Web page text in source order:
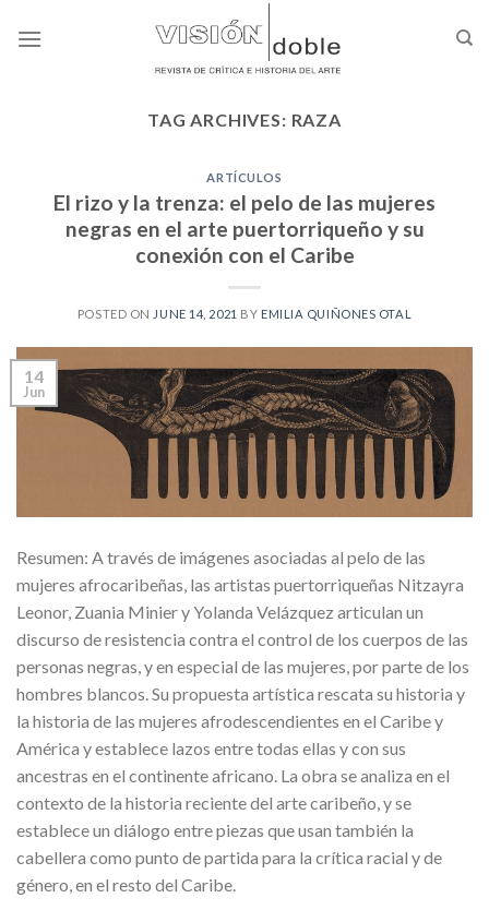
TAG ARCHIVES: RAZA
ARTÍCULOS
El rizo y la trenza: el pelo de las mujeres
negras en el arte puertorriqueño y su
conexión con el Caribe
POSTED ON JUNE 14, 2021 BY EMILIA QUIÑONES OTAL
14
Jun
Resumen: A través de imágenes asociadas al pelo de las
mujeres afrocaribeñas, las artistas puertorriqueñas Nitzayra
Leonor, Zuania Minier y Yolanda Velázquez articulan un
discurso de resistencia contra el control de los cuerpos de las
personas negras, y en especial de las mujeres, por parte de los
hombres blancos. Su propuesta artística rescata su historia y
la historia de las mujeres afrodescendientes en el Caribe y
América y establece lazos entre todas ellas y con sus
ancestras en el continente africano. La obra se analiza en el
contexto de la historia reciente del arte caribeño, y se
establece un diálogo entre piezas que usan también la
cabellera como punto de partida para la crítica racial y de
género, en el resto del Caribe.